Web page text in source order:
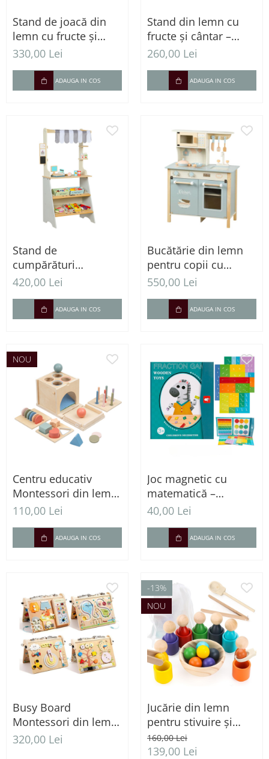
Stand de joacă din
lemn cu fructe și
legume – Piața
330,00 Lei
ADAUGA IN COS
Stand din lemn cu
fructe și cântar –
Piață educativă
260,00 Lei
ADAUGA IN COS
Stand de
cumpărături
interactiv pentru
marcat și accesorii
420,00 Lei
ADAUGA IN COS
Bucătărie din lemn
pentru copii cu
accesorii – Set
jocuri de rol
550,00 Lei
ADAUGA IN COS
NOU
Centru educativ
Montessori din lemn
4 în 1 pentru
formelor
110,00 Lei
ADAUGA IN COS
Joc magnetic cu
matematică –
Fracțiile și părțile
40,00 Lei
ADAUGA IN COS
Busy Board
Montessori din lemn
cu lumini LED și 4
320,00 Lei
-13%
NOU
Jucărie din lemn
pentru stivuire și
sortare – Forme și
culori, 2 ani+
160,00 Lei
139,00 Lei